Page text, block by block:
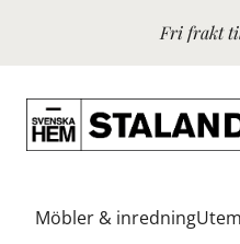
Fri frakt
Möbler & inredning